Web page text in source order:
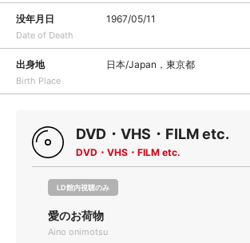
没年月日
Date of Death
1967/05/11
出身地
Birth Place
日本/Japan，東京都
DVD・VHS・FILM etc.
DVD・VHS・FILM etc.
LD館内視聴のみ
愛のお荷物
Aino onimotsu